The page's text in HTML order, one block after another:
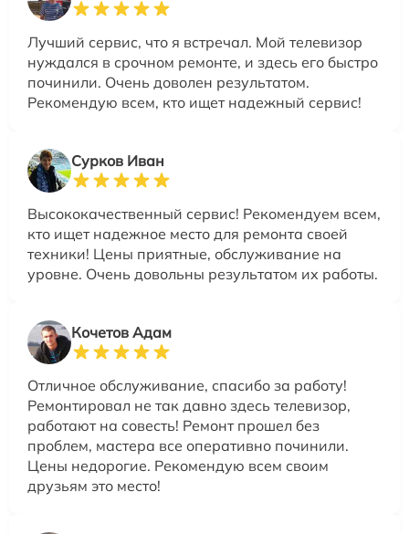
Лучший сервис, что я встречал. Мой телевизор
нуждался в срочном ремонте, и здесь его быстро
починили. Очень доволен результатом.
Рекомендую всем, кто ищет надежный сервис!
Сурков Иван
Высококачественный сервис! Рекомендуем всем,
кто ищет надежное место для ремонта своей
техники! Цены приятные, обслуживание на
уровне. Очень довольны результатом их работы.
Кочетов Адам
Отличное обслуживание, спасибо за работу!
Ремонтировал не так давно здесь телевизор,
работают на совесть! Ремонт прошел без
проблем, мастера все оперативно починили.
Цены недорогие. Рекомендую всем своим
друзьям это место!